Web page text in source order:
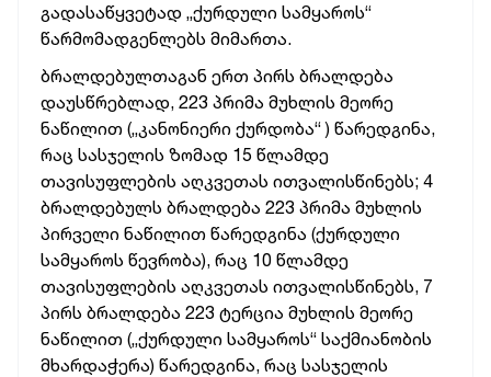
გადასაწყვეტად „ქურდული სამყაროს“
წარმომადგენლებს მიმართა.
ბრალდებულთაგან ერთ პირს ბრალდება
დაუსწრებლად, 223 პრიმა მუხლის მეორე
ნაწილით („კანონიერი ქურდობა“ ) წარედგინა,
რაც სასჯელის ზომად 15 წლამდე
თავისუფლების აღკვეთას ითვალისწინებს; 4
ბრალდებულს ბრალდება 223 პრიმა მუხლის
პირველი ნაწილით წარედგინა (ქურდული
სამყაროს წევრობა), რაც 10 წლამდე
თავისუფლების აღკვეთას ითვალისწინებს, 7
პირს ბრალდება 223 ტერცია მუხლის მეორე
ნაწილით („ქურდული სამყაროს“ საქმიანობის
მხარდაჭერა) წარედგინა, რაც სასჯელის